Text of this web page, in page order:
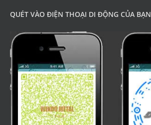
QUÉT VÀO ĐIỆN THOẠI DI ĐỘNG CỦA BẠN